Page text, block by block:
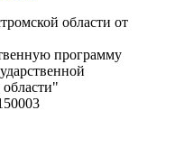
области от
программу